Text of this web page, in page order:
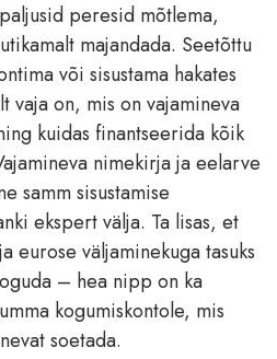
peresid mõtlema,
majandada. Seetõttu
või sisustama hakates
vaja on, mis on vajamineva
kuidas finantseerida kõik
nimekirja ja eelarve
samm sisustamise
ekspert välja. Ta lisas, et
eurose väljaminekuga tasuks
– hea nipp on ka
kogumiskontole, mis
soetada.